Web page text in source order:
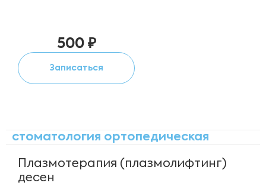
500 ₽
Записаться
стоматология ортопедическая
Плазмотерапия (плазмолифтинг)
десен